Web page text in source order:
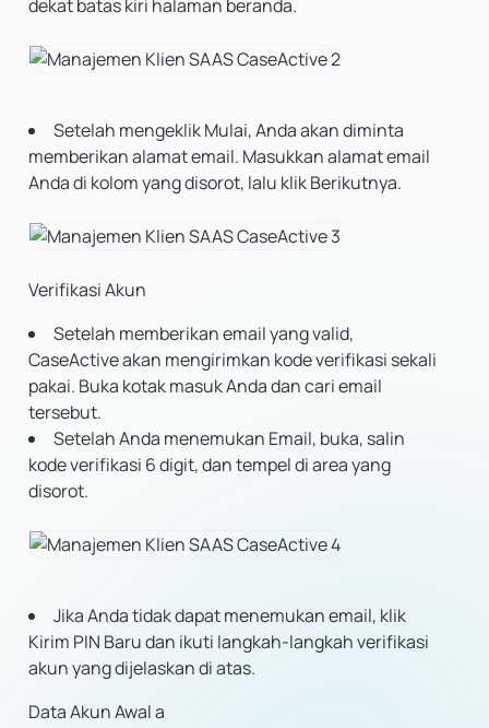
dekat batas kiri halaman beranda.
Setelah mengeklik Mulai, Anda akan diminta
memberikan alamat email. Masukkan alamat email
Anda di kolom yang disorot, lalu klik Berikutnya.
Verifikasi Akun
Setelah memberikan email yang valid,
CaseActive akan mengirimkan kode verifikasi sekali
pakai. Buka kotak masuk Anda dan cari email
tersebut.
Setelah Anda menemukan Email, buka, salin
kode verifikasi 6 digit, dan tempel di area yang
disorot.
Jika Anda tidak dapat menemukan email, klik
Kirim PIN Baru dan ikuti langkah-langkah verifikasi
akun yang dijelaskan di atas.
Data Akun Awala